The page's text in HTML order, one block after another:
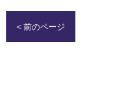
< 前のページ